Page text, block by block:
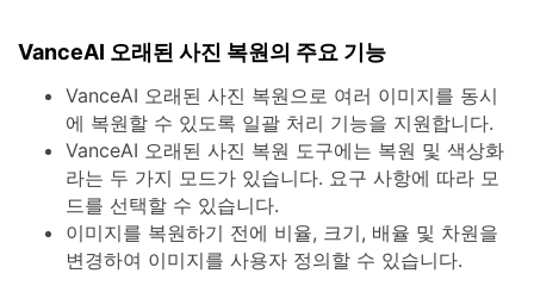
VanceAI 오래된 사진 복원의 주요 기능
VanceAI 오래된 사진 복원으로 여러 이미지를 동시
에 복원할 수 있도록 일괄 처리 기능을 지원합니다.
VanceAI 오래된 사진 복원 도구에는 복원 및 색상화
라는 두 가지 모드가 있습니다. 요구 사항에 따라 모
드를 선택할 수 있습니다.
이미지를 복원하기 전에 비율, 크기, 배율 및 차원을
변경하여 이미지를 사용자 정의할 수 있습니다.